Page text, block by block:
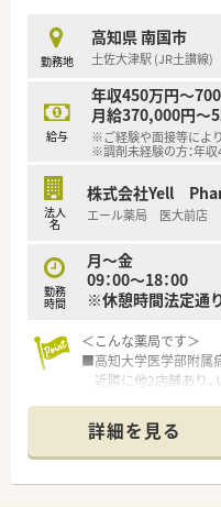
■認定薬剤師取得サポ
す。
＜法人特徴＞
■高知県内を中心にグ
県内・県外にて店舗を
■総合病院門前からク
■在宅件数はグループ
剤師も複数名いらっし
■1年に1回以上学会に
論して発表の題目を検
■1年に3回（3月、7月、
ネージャー・看護師・
専門家による接遇研修
■保険薬局での勤務未
や調剤報酬の算定方
ます。
■希望制となりますが
のもと、4～6カ月の病
■調剤業務だけでなく
献を行われています。
勤務地
高知県 南国市
土佐大津駅 (JR土讃線)
給与
年収450万円～
月給370,000円～
※ご経験や面接等によ
※調剤未経験の方：年
法人
名
株式会社Yell
エール薬局 医大前店
勤務
時間
月～金
09：00～18：00
※休憩時間法定通
＜こんな薬局です＞
■高知大学医学部附属
近隣に他2店舗あり、
ダークグレーを基調
看板が目印です。
■薬剤師常時4～5名体
詳細を見る